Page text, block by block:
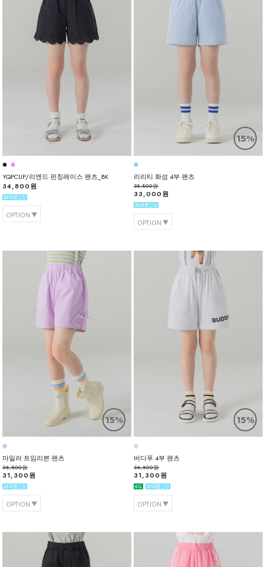
YQPCUP/리엔드 펀칭레이스 팬츠_BK
34,800원
OPTION
15%
리리티 화섬 4부 팬츠
38,800원
33,000원
OPTION
15%
마일러 트임리본 팬츠
36,800원
31,300원
OPTION
15%
버디푸 4부 팬츠
36,800원
31,300원
OPTION